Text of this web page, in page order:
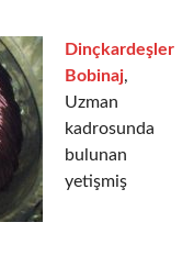
Dinçkardeşler
Bobinaj,
Uzman
kadrosunda
bulunan
yetişmiş